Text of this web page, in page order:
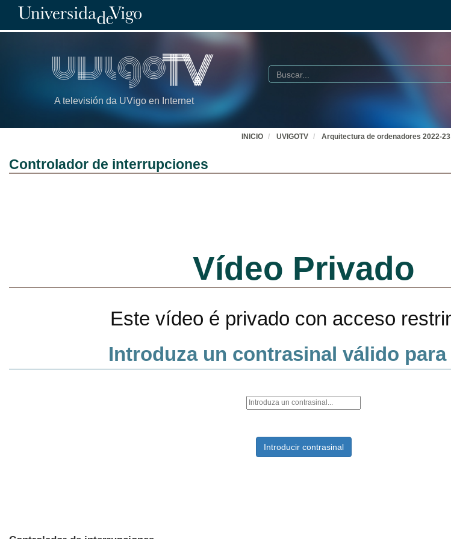
A televisión da UVigo en Internet
Buscar
INICIO UVIGOTV Arquitectura de ordenadores 2022-23
Controlador de interrupciones